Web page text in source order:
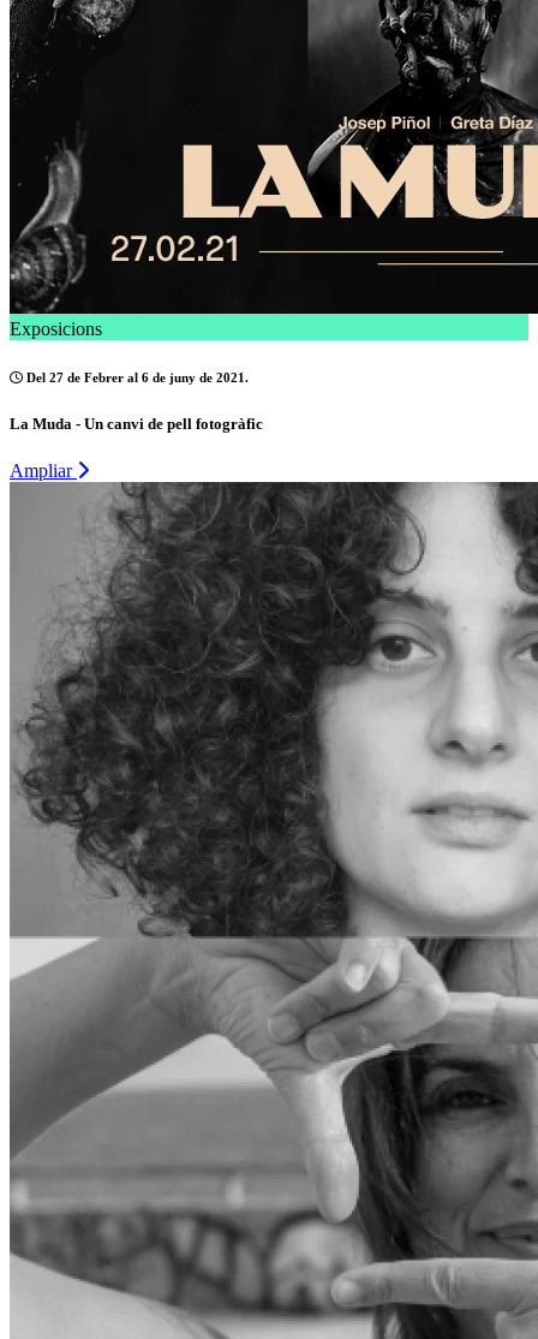
Exposicions
Del 27 de Febrer al 6 de juny de 2021.
La Muda - Un canvi de pell fotogràfic
Ampliar